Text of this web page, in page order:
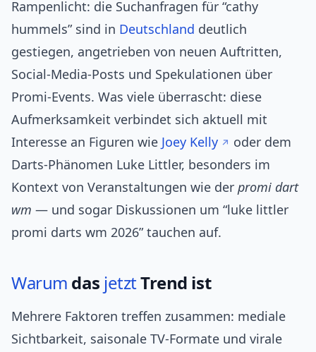
Rampenlicht: die Suchanfragen für “cathy
hummels” sind in Deutschland deutlich
gestiegen, angetrieben von neuen Auftritten,
Social‑Media‑Posts und Spekulationen über
Promi‑Events. Was viele überrascht: diese
Aufmerksamkeit verbindet sich aktuell mit
Interesse an Figuren wie Joey Kelly
oder dem
Darts‑Phänomen Luke Littler, besonders im
Kontext von Veranstaltungen wie der promi dart
wm — und sogar Diskussionen um “luke littler
promi darts wm 2026” tauchen auf.
Warum das jetztTrend ist
Mehrere Faktoren treffen zusammen: mediale
Sichtbarkeit, saisonale TV‑Formate und virale